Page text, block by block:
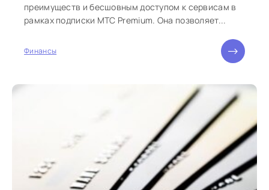
преимуществ и бесшовным доступом к сервисам в
рамках подписки МТС Premium. Она позволяет...
Финансы